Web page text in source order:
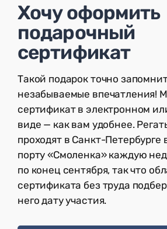
Хочу оформить
подарочный
сертификат
Такой подарок точно
незабываемые впечатления!
сертификат в электронном
виде — как вам удобнее.
проходят в Санкт-Петербурге
порту «Смоленка» каждую
по конец сентября, так что
сертификата без труда
него дату участия.